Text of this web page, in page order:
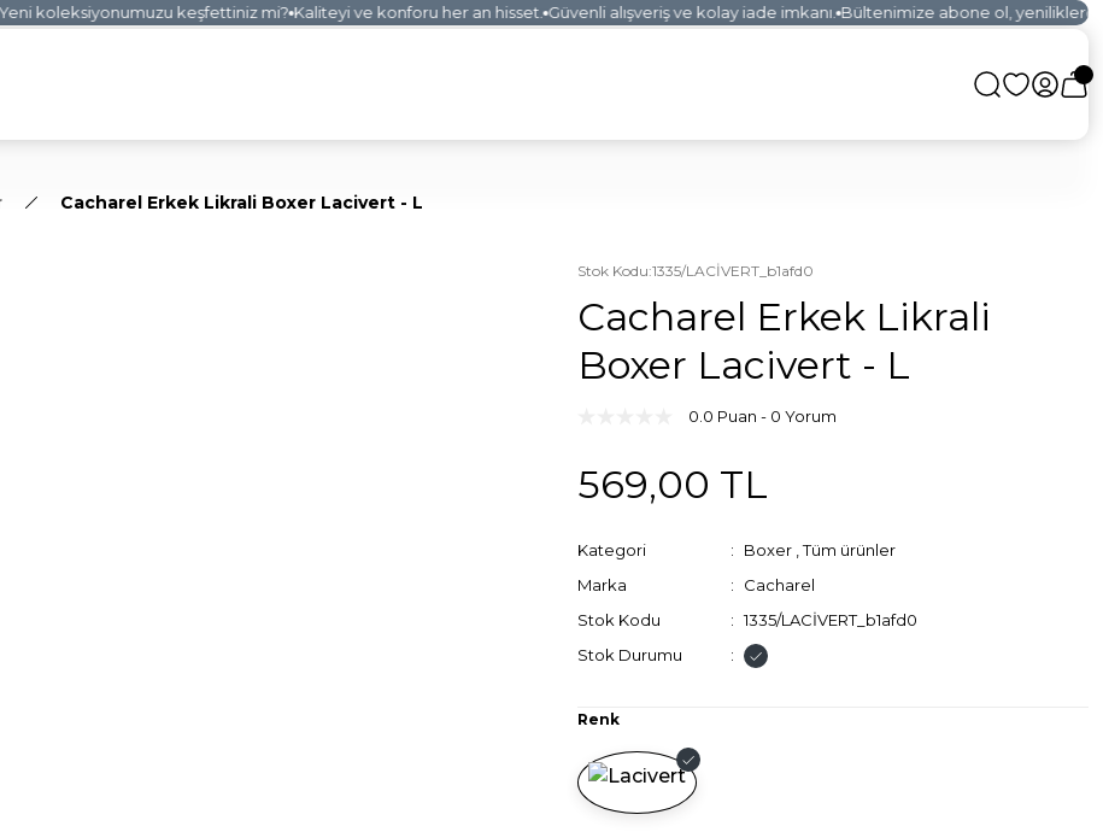
koleksiyonumuzu keşfettiniz mi? Kaliteyi ve konforu her an hisset. Güvenli alışveriş ve kolay iade imkanı. Bültenimize abone ol, yeniliklerden
Cacharel Erkek Likrali Boxer Lacivert - L
Stok Kodu:1335/LACİVERT_b1afd0
Cacharel Erkek Likrali
Boxer Lacivert - L
0.0 Puan - 0 Yorum
569,00 TL
Kategori Boxer ,Tüm ürünler
Marka
Cacharel
Stok Kodu
1335/LACİVERT_b1afd0
Stok Durumu
Renk